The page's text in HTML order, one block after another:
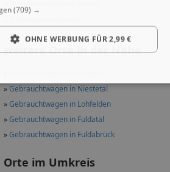
weitere Orte in der Nähe
»Gebrauchtwagen in Niestetal
»Gebrauchtwagen in Lohfelden
»Gebrauchtwagen in Fuldatal
»Gebrauchtwagen in Fuldabrück
Orte im Umkreis
(709) →
OHNE WERBUNG FÜR 2,99 €